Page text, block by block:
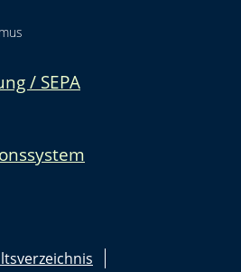
/ SEPA